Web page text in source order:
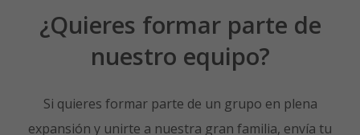
DISCOVER HOTEL PLAYA
¿Quieres formar parte de
nuestro equipo?
Si quieres formar parte de un grupo en plena
expansión y unirte a nuestra gran familia, envía tu